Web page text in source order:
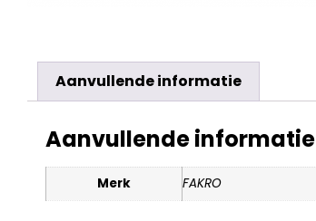
Aanvullende informatie
Aanvullende informatie
Merk FAKRO